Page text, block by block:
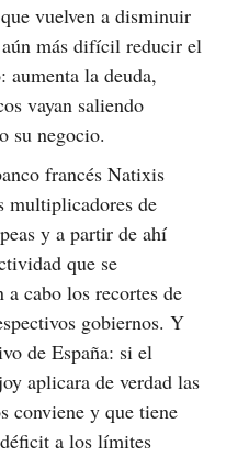
vuelven a disminuir
más difícil reducir el
la deuda,
vayan saliendo
su negocio.
francés Natixis
multiplicadores de
y a partir de ahí
que se
cabo los recortes de
gobiernos. Y
de España: si el
aplicara de verdad las
conviene y que tiene
a los límites